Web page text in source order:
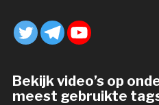
Bekijk video’s op
meest gebruikte